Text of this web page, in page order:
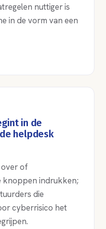
nuttiger is
in de vorm van een
in de
helpdesk
over of
knoppen indrukken;
die
cyberrisico het